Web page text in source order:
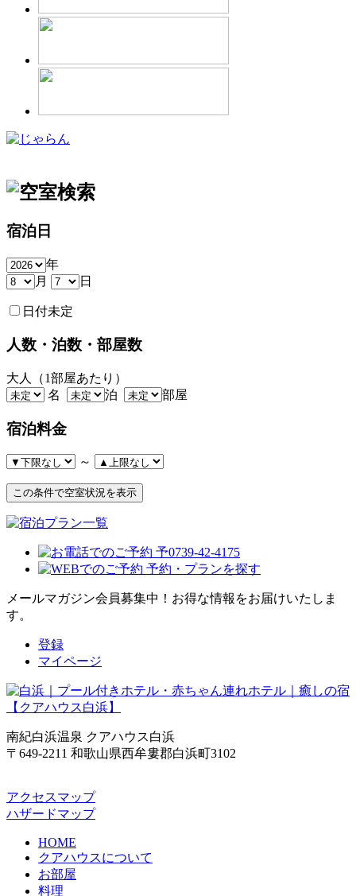
宿泊日
年
月
日
日付未定
人数・泊数・部屋数
大人（1部屋あたり）
名
泊 部屋
宿泊料金
～
メールマガジン会員募集中！ お得な情報をお届けいたしま
す。
登録
マイページ
南紀白浜温泉 クアハウス白浜
〒649-2211 和歌山県西牟婁郡白浜町3102
アクセスマップ
ハザードマップ
HOME
クアハウスについて
お部屋
料理